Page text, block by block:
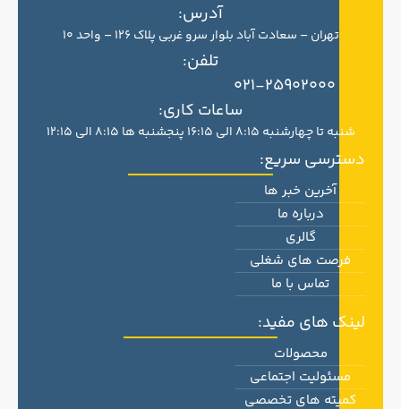
آدرس:
تهران – سعادت آباد بلوار سرو غربی پلاک 126 – واحد 10
تلفن:
021-25902000
ساعات کاری:
شنبه تا چهارشنبه 8:15 الی 16:15 پنجشنبه ها 8:15 الی 12:15
دسترسی سریع:
آخرین خبر ها
درباره ما
گالری
فرصت های شغلی
تماس با ما
لینک های مفید:
محصولات
مسئولیت اجتماعی
کمیته های تخصصی